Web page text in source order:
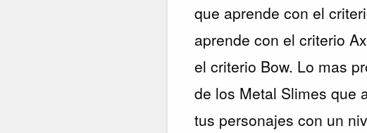
que aprende con el
aprende con el criterio
el criterio Bow. Lo mas
de los Metal Slimes que
tus personajes con un